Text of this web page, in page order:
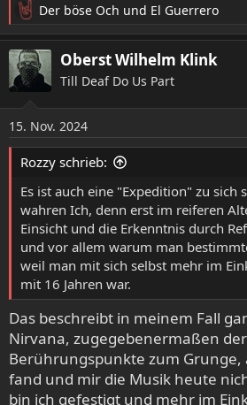
R
e
a
k
t
o
n
e
n
Der böse Och und El Guerrero
Oberst Wilhelm Klink
Till Deaf Do Us Part
15. Nov. 2024
Rozzy schrieb:
Es ist auch eine "Expedition" zu sich
wahren Ich, denn erst im reiferen
Einsicht und die Erkenntnis durch
und vor allem warum man
weil man mit sich selbst mehr im
mit 16 Jahren war.
Das beschreibt in meinem Fall
Nirvana, zugegebenermaßen
Berührungspunkte zum Grunge,
fand und mir die Musik heute
bin ich gefestigt und mehr im